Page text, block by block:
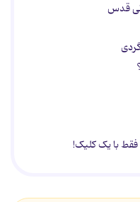
قدس
با یک کلیک!